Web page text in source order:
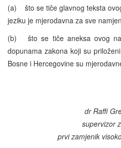
(a) što se tiče glavnog teksta
jeziku je mjerodavna za sve
(b) što se tiče aneksa ovog
dopunama zakona koji su
Bosne i Hercegovine su
dr Raffi
supervizor
prvi zamjenik